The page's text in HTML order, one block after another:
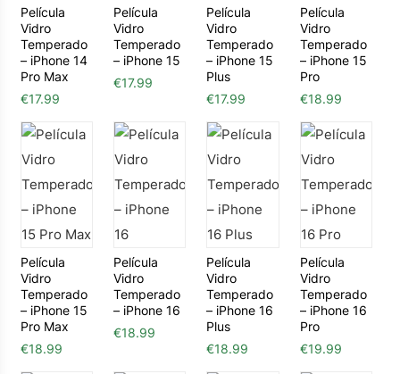
Película
Vidro
Temperado
– iPhone 14
Pro Max
€17.99
Película
Vidro
Temperado
– iPhone 15
€17.99
Película
Vidro
Temperado
– iPhone 15
Plus
€17.99
Película
Vidro
Temperado
– iPhone 15
Pro
€18.99
Película
Vidro
Temperado
– iPhone 15
Pro Max
€18.99
Película
Vidro
Temperado
– iPhone 16
€18.99
Película
Vidro
Temperado
– iPhone 16
Plus
€18.99
Película
Vidro
Temperado
– iPhone 16
Pro
€19.99